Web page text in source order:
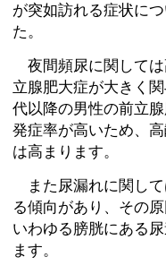
が突如訪れる症状に
た。
夜間頻尿に関して
立腺肥大症が大きく
代以降の男性の前立
発症率が高いため、
は高まります。
また尿漏れに関し
る傾向があり、その
いわゆる膀胱にある
ます。